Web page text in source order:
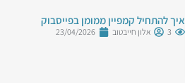
איך להתחיל קמפיין ממומן בפייסבוק
3 אלון חייבטוב 23/04/2026